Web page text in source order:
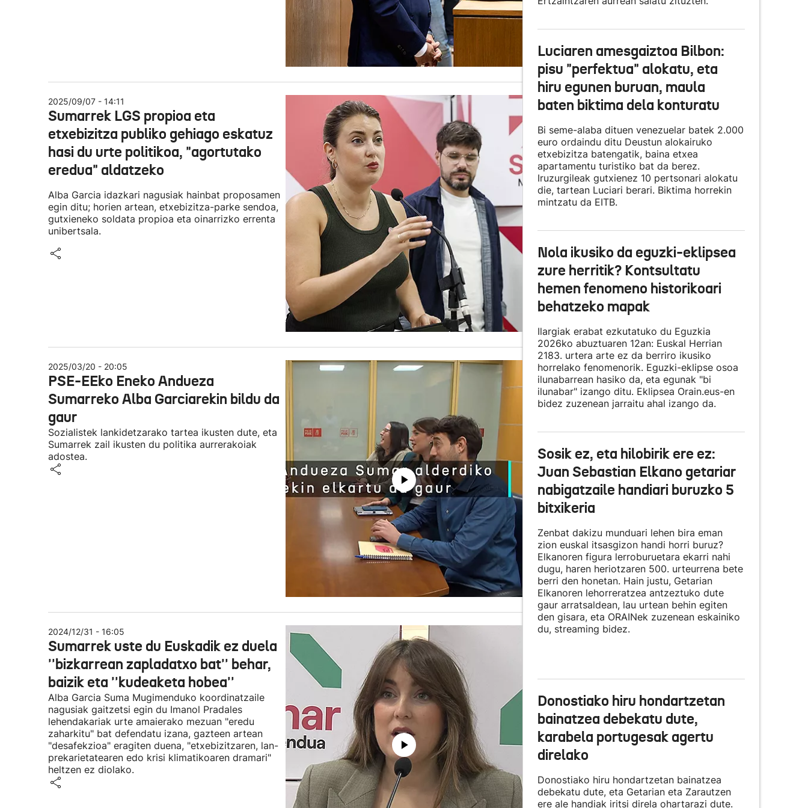
2025/09/07 - 14:11
Sumarrek LGS propioa eta
etxebizitza publiko gehiago eskatuz
hasi du urte politikoa, "agortutako
eredua" aldatzeko
Alba Garcia idazkari nagusiak hainbat proposamen
egin ditu; horien artean, etxebizitza-parke sendoa,
gutxieneko soldata propioa eta oinarrizko errenta
unibertsala.
2025/03/20 - 20:05
PSE-EEko Eneko Andueza
Sumarreko Alba Garciarekin bildu da
gaur
Sozialistek lankidetzarako tartea ikusten dute, eta
Sumarrek zail ikusten du politika aurrerakoiak
adostea.
2024/12/31 - 16:05
Sumarrek uste du Euskadik ez duela
''bizkarrean zapladatxo bat'' behar,
baizik eta ''kudeaketa hobea''
Alba Garcia Suma Mugimenduko koordinatzaile
nagusiak gaitzetsi egin du Imanol Pradales
lehendakariak urte amaierako mezuan "eredu
zaharkitu" bat defendatu izana, gazteen artean
"desafekzioa" eragiten duena, "etxebizitzaren, lan-
prekarietatearen edo krisi klimatikoaren dramari"
heltzen ez diolako.
Luciaren amesgaiztoa Bilbon:
pisu "perfektua" alokatu, eta
hiru egunen buruan, maula
baten biktima dela konturatu
Bi seme-alaba dituen venezuelar batek 2.000
euro ordaindu ditu Deustun alokairuko
etxebizitza batengatik, baina etxea
apartamentu turistiko bat da berez.
Iruzurgileak gutxienez 10 pertsonari alokatu
die, tartean Luciari berari. Biktima horrekin
mintzatu da EITB.
Nola ikusiko da eguzki-eklipsea
zure herritik? Kontsultatu
hemen fenomeno historikoari
behatzeko mapak
Ilargiak erabat ezkutatuko du Eguzkia
2026ko abuztuaren 12an: Euskal Herrian
2183. urtera arte ez da berriro ikusiko
horrelako fenomenorik. Eguzki-eklipse osoa
ilunabarrean hasiko da, eta egunak "bi
ilunabar" izango ditu. Eklipsea Orain.eus-en
bidez zuzenean jarraitu ahal izango da.
Sosik ez, eta hilobirik ere ez:
Juan Sebastian Elkano getariar
nabigatzaile handiari buruzko 5
bitxikeria
Zenbat dakizu munduari lehen bira eman
zion euskal itsasgizon handi horri buruz?
Elkanoren figura lerroburuetara ekarri nahi
dugu, haren heriotzaren 500. urteurrena bete
berri den honetan. Hain justu, Getarian
Elkanoren lehorreratzea antzeztuko dute
gaur arratsaldean, lau urtean behin egiten
den gisara, eta ORAINek zuzenean eskainiko
du, streaming bidez.
Donostiako hiru hondartzetan
bainatzea debekatu dute,
karabela portugesak agertu
direlako
Donostiako hiru hondartzetan bainatzea
debekatu dute, eta Getarian eta Zarautzen
ere ale handiak iritsi direla ohartarazi dute.